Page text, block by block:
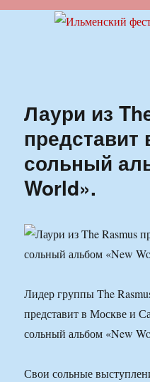
Ильменский
Лаури из
представит
сольный
World».
Лидер группы The
представит в Москве и
сольный альбом «New
Свои сольные